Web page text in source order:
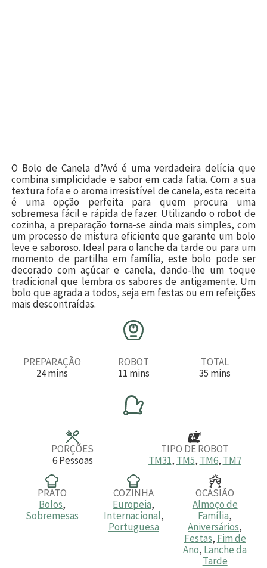
O Bolo de Canela d’Avó é uma verdadeira delícia que
combina simplicidade e sabor em cada fatia. Com a sua
textura fofa e o aroma irresistível de canela, esta receita
é uma opção perfeita para quem procura uma
sobremesa fácil e rápida de fazer. Utilizando o robot de
cozinha, a preparação torna-se ainda mais simples, com
um processo de mistura eficiente que garante um bolo
leve e saboroso. Ideal para o lanche da tarde ou para um
momento de partilha em família, este bolo pode ser
decorado com açúcar e canela, dando-lhe um toque
tradicional que lembra os sabores de antigamente. Um
bolo que agrada a todos, seja em festas ou em refeições
mais descontraídas.
PREPARAÇÃO
24m
u
mins
ROBOT
11m
n
u
t
mins
TOTAL
35 m
u
mins
PORÇÕES
6 Pessoas
TIPO DE ROBOT
TM31, TM5, TM6, TM7
PRATO
Bolos,
Sobremesas
COZINHA
Europeia,
Internacional,
Portuguesa
OCASIÃO
Almoço de
Família,
Aniversários,
Festas, Fim de
Ano, Lanche da
Tarde